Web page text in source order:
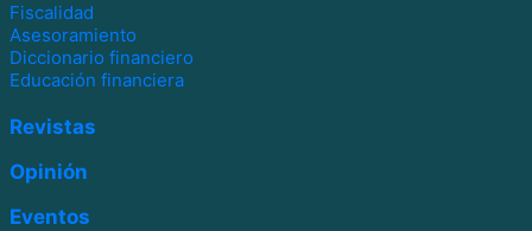
Fiscalidad
Asesoramiento
Diccionario financiero
Educación financiera
Revistas
Opinión
Eventos